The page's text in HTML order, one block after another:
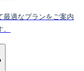
最適なプランをご案内